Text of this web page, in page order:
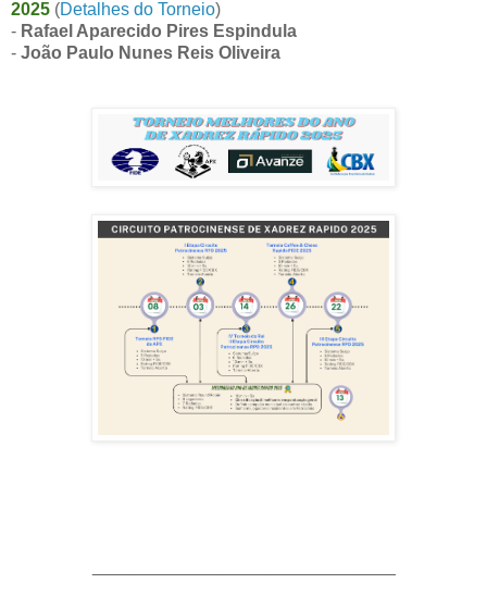
2025 (Detalhes do Torneio)
- Rafael Aparecido Pires Espindula
- João Paulo Nunes Reis Oliveira